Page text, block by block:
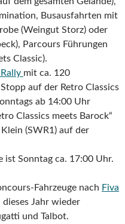
Busausfahrten mit
(Weingut Storz) oder
Parcours Führungen
Classic).
mit ca. 120
auf der Retro Classics
ab 14:00 Uhr
Classics meets Barock“
(SWR1) auf der
ist Sonntag ca. 17:00 Uhr.
Fahrzeuge nach Fiva
Jahr wieder
und Talbot.